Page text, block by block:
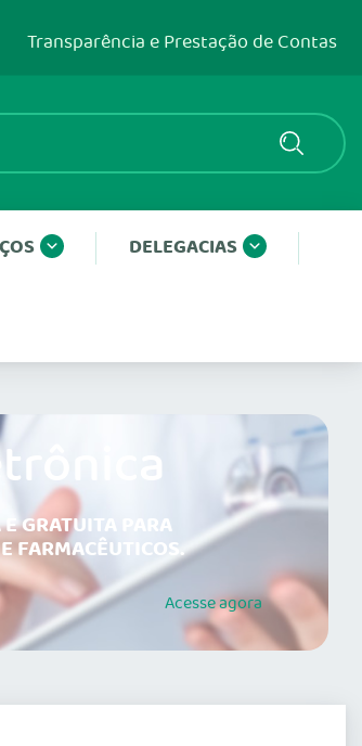
Transparência e Prestação de Contas
DELEGACIAS
GRATUITA PARA
FARMACÊUTICOS.
Acesseagora